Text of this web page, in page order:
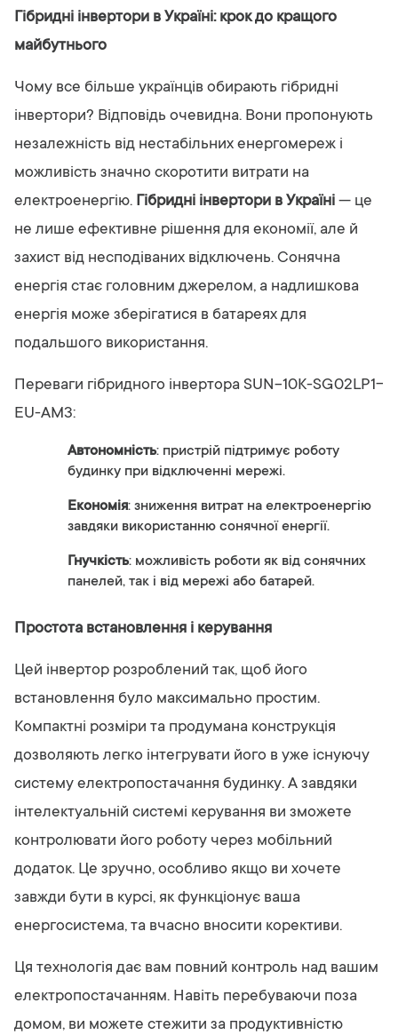
Гібридні інвертори в Україні: крок до кращого
майбутнього
Чому все більше українців обирають гібридні
інвертори? Відповідь очевидна. Вони пропонують
незалежність від нестабільних енергомереж і
можливість значно скоротити витрати на
електроенергію. Гібридні інвертори в Україні — це
не лише ефективне рішення для економії, але й
захист від несподіваних відключень. Сонячна
енергія стає головним джерелом, а надлишкова
енергія може зберігатися в батареях для
подальшого використання.
Переваги гібридного інвертора SUN-10K-SG02LP1-
EU-AM3:
Автономність: пристрій підтримує роботу
будинку при відключенні мережі.
Економія: зниження витрат на електроенергію
завдяки використанню сонячної енергії.
Гнучкість: можливість роботи як від сонячних
панелей, так і від мережі або батарей.
Простота встановлення і керування
Цей інвертор розроблений так, щоб його
встановлення було максимально простим.
Компактні розміри та продумана конструкція
дозволяють легко інтегрувати його в уже існуючу
систему електропостачання будинку. А завдяки
інтелектуальній системі керування ви зможете
контролювати його роботу через мобільний
додаток. Це зручно, особливо якщо ви хочете
завжди бути в курсі, як функціонує ваша
енергосистема, та вчасно вносити корективи.
Ця технологія дає вам повний контроль над вашим
електропостачанням. Навіть перебуваючи поза
домом, ви можете стежити за продуктивністю